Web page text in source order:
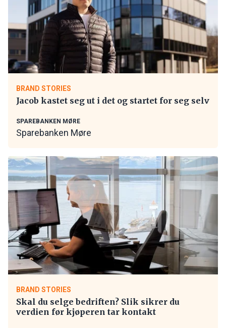
BRAND STORIES
Jacob kastet seg ut i det og startet for seg selv
SPAREBANKEN MØRE
Sparebanken Møre
BRAND STORIES
Skal du selge bedriften? Slik sikrer du
verdien før kjøperen tar kontakt